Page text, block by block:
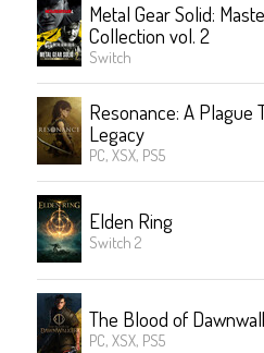
Metal Gear Solid:
Collection vol. 2
Switch
Resonance: A Plague
Legacy
PC, XSX, PS5
Elden Ring
Switch 2
The Blood of
PC, XSX, PS5